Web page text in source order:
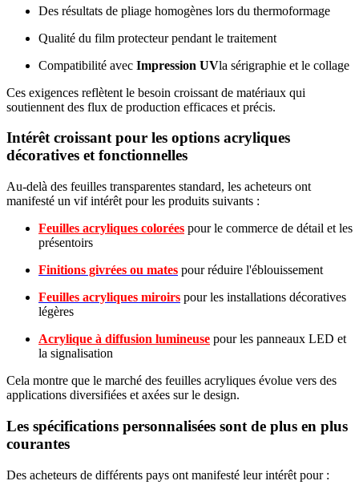
Des résultats de pliage homogènes lors du thermoformage
Qualité du film protecteur pendant le traitement
Compatibilité avec Impression UVla sérigraphie et le collage
Ces exigences reflètent le besoin croissant de matériaux qui
soutiennent des flux de production efficaces et précis.
Intérêt croissant pour les options acryliques
décoratives et fonctionnelles
Au-delà des feuilles transparentes standard, les acheteurs ont
manifesté un vif intérêt pour les produits suivants :
Feuilles acryliques colorées pour le commerce de détail et les
présentoirs
Finitions givrées ou mates pour réduire l'éblouissement
Feuilles acryliques miroirs pour les installations décoratives
légères
Acrylique à diffusion lumineuse pour les panneaux LED et
la signalisation
Cela montre que le marché des feuilles acryliques évolue vers des
applications diversifiées et axées sur le design.
Les spécifications personnalisées sont de plus en plus
courantes
Des acheteurs de différents pays ont manifesté leur intérêt pour :